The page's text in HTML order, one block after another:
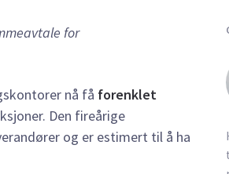
for
nå få forenklet
Den fireårige
og er estimert til å ha